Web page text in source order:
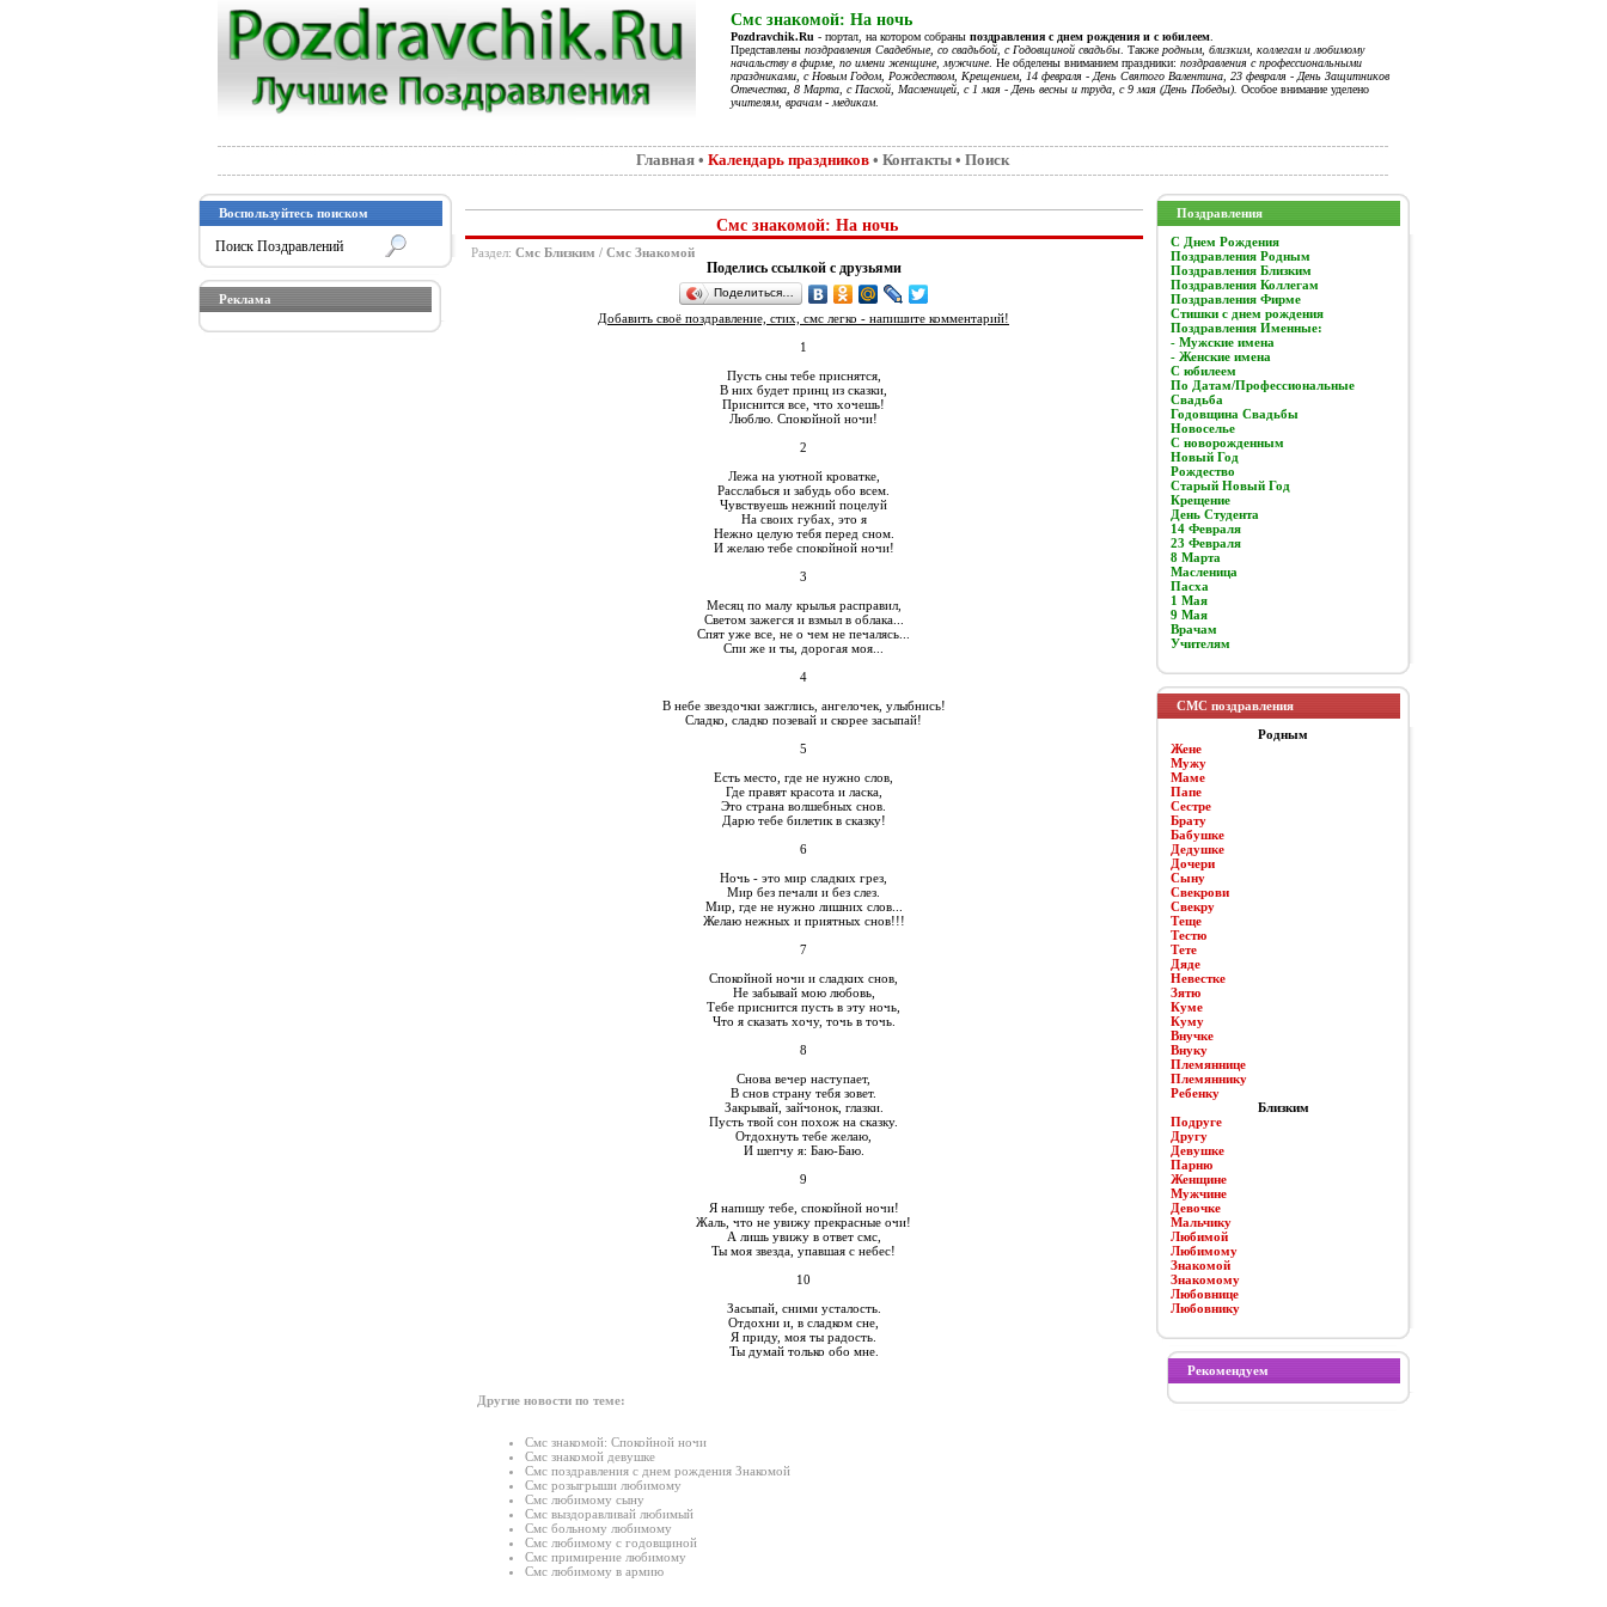
Смс знакомой: На ночь
Pozdravchik.Ru - портал, на котором собраны поздравления с днем рождения и с юбилеем
Представлены поздравления Свадебные, со свадьбой, с Годовщиной свадьбы . Также родным, близким, коллегам и любимому
начальству в фирме, по имени женщине, мужчине. Не обделены вниманием праздники: поздравления с профессиональными
праздниками, с Новым Годом, Рождеством, Крещением, 14 февраля - День Святого Валентина, 23 февраля - День Защитников
Отечества, 8 Марта, с Пасхой, Масленицей, с 1 мая - День весны и труда, с 9 мая (День Победы). Особое внимание уделено
учителям, врачам - медикам
Главная • Календарь праздников • Контакты • Поиск
Воспользуйтесь поиском
Реклама
Смс знакомой: На ночь
Раздел: Смс Близким / Смс Знакомой
Поделись ссылкой с друзьями
Поделиться…
Добавить своё поздравление, стих, смс легко - напишите комментарий!
1
Пусть сны тебе приснятся,
В них будет принц из сказки,
Приснится все, что хочешь!
Люблю. Спокойной ночи!
2
Лежа на уютной кроватке,
Расслабься и забудь обо всем.
Чувствуешь нежний поцелуй
На своих губах, это я
Нежно целую тебя перед сном.
И желаю тебе спокойной ночи!
3
Месяц по малу крылья расправил,
Светом зажегся и взмыл в облака...
Спят уже все, не о чем не печалясь...
Спи же и ты, дорогая моя...
4
В небе звездочки зажглись, ангелочек, улыбнись!
Сладко, сладко позевай и скорее засыпай!
5
Есть место, где не нужно слов,
Где правят красота и ласка,
Это страна волшебных снов.
Дарю тебе билетик в сказку!
6
Ночь - это мир сладких грез,
Мир без печали и без слез.
Мир, где не нужно лишних слов...
Желаю нежных и приятных снов!!!
7
Спокойной ночи и сладких снов,
Не забывай мою любовь,
Тебе приснится пусть в эту ночь,
Что я сказать хочу, точь в точь.
8
Снова вечер наступает,
В снов страну тебя зовет.
Закрывай, зайчонок, глазки.
Пусть твой сон похож на сказку.
Отдохнуть тебе желаю,
И шепчу я: Баю-Баю.
9
Я напишу тебе, спокойной ночи!
Жаль, что не увижу прекрасные очи!
А лишь увижу в ответ смс,
Ты моя звезда, упавшая с небес!
10
Засыпай, сними усталость.
Отдохни и, в сладком сне,
Я приду, моя ты радость.
Ты думай только обо мне.
Другие новости по теме:
Смс знакомой: Спокойной ночи
Смс знакомой девушке
Смс поздравления с днем рождения Знакомой
Смс розыгрыши любимому
Смс любимому сыну
Смс выздоравливай любимый
Смс больному любимому
Смс любимому с годовщиной
Смс примирение любимому
Смс любимому в армию
Поздравления
C Днем Рождения
Поздравления Родным
Поздравления Близким
Поздравления Коллегам
Поздравления Фирме
Стишки с днем рождения
Поздравления Именные:
- Мужские имена
- Женские имена
С юбилеем
По Датам/Профессиональные
Свадьба
Годовщина Свадьбы
Новоселье
С новорожденным
Новый Год
Рождество
Старый Новый Год
Крещение
День Студента
14 Февраля
23 Февраля
8 Марта
Масленица
Пасха
1 Мая
9 Мая
Врачам
Учителям
СМС поздравления
Родным
Жене
Мужу
Маме
Папе
Сестре
Брату
Бабушке
Дедушке
Дочери
Сыну
Свекрови
Свекру
Теще
Тестю
Тете
Дяде
Невестке
Зятю
Куме
Куму
Внучке
Внуку
Племяннице
Племяннику
Ребенку
Близким
Подруге
Другу
Девушке
Парню
Женщине
Мужчине
Девочке
Мальчику
Любимой
Любимому
Знакомой
Знакомому
Любовнице
Любовнику
Рекомендуем